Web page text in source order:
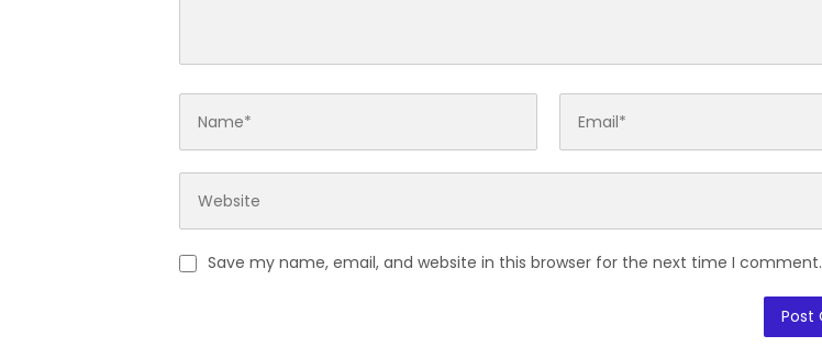
Save my name, email, and website in this browser for the next time I comment.